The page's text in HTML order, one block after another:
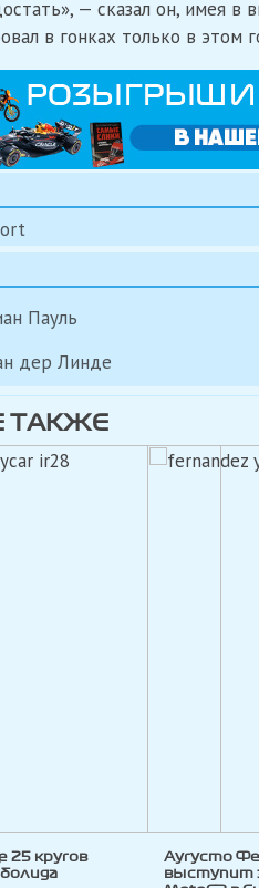
— сказал он, имея в
в гонках только в этом
Пауль
дер Линде
ТАКЖЕ
25 кругов
Аугусто
выступит